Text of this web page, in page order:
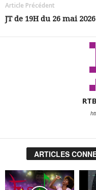
Article Précédent
JT de 19H du 26 mai 2026
ARTICLES